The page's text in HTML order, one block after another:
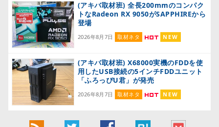
(アキバ取材班) 全長200mmのコンパク
トなRadeon RX 9050がSAPPHIREから
登場
2026年8月7日 取材ネタ NEW
(アキバ取材班) X68000実機のFDDを使
用したUSB接続の5インチFDDユニット
「ふろっぴU君」が発売
2026年8月7日 取材ネタ NEW